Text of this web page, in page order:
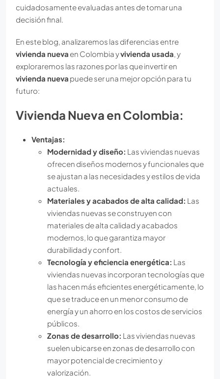
cuidadosamente evaluadas antes de tomar una
decisión final.
En este blog, analizaremos las diferencias entre
vivienda nueva en Colombia yvivienda usada, y
exploraremos las razones por las que invertir en
vivienda nueva puede ser una mejor opción para tu
futuro:
Vivienda Nueva en Colombia:
Ventajas:
Modernidad y diseño: Las viviendas nuevas
ofrecen diseños modernos y funcionales que
se ajustan a las necesidades y estilos de vida
actuales.
Materiales y acabados de alta calidad: Las
viviendas nuevas se construyen con
materiales de alta calidad y acabados
modernos, lo que garantiza mayor
durabilidad y confort.
Tecnología y eficiencia energética: Las
viviendas nuevas incorporan tecnologías que
las hacen más eficientes energéticamente, lo
que se traduce en un menor consumo de
energía y un ahorro en los costos de servicios
públicos.
Zonas de desarrollo: Las viviendas nuevas
suelen ubicarse en zonas de desarrollo con
mayor potencial de crecimiento y
valorización.